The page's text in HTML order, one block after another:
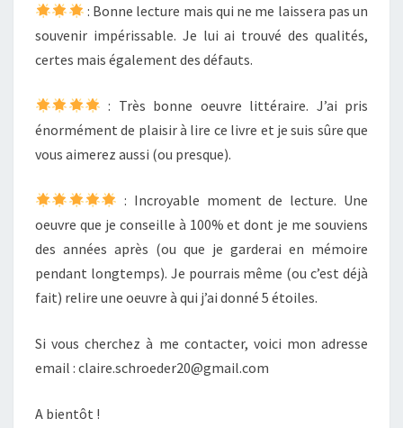
: Bonne lecture mais qui ne me laissera pas un
souvenir impérissable. Je lui ai trouvé des qualités,
certes mais également des défauts.
: Très bonne oeuvre littéraire. J’ai pris
énormément de plaisir à lire ce livre et je suis sûre que
vous aimerez aussi (ou presque).
: Incroyable moment de lecture. Une
oeuvre que je conseille à 100% et dont je me souviens
des années après (ou que je garderai en mémoire
pendant longtemps). Je pourrais même (ou c’est déjà
fait) relire une oeuvre à qui j’ai donné 5 étoiles.
Si vous cherchez à me contacter, voici mon adresse
email : claire.schroeder20@gmail.com
A bientôt !